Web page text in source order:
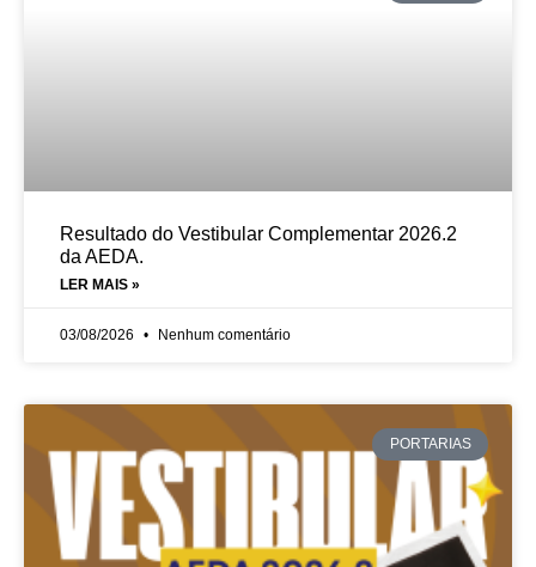
Resultado do Vestibular Complementar 2026.2
da AEDA.
LER MAIS »
03/08/2026 Nenhum comentário
PORTARIAS